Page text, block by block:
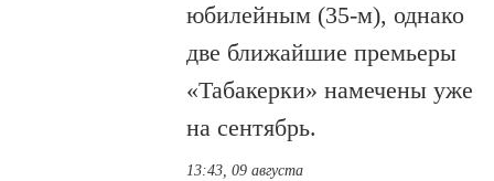
юбилейным (35-м), однако
две ближайшие премьеры
«Табакерки» намечены уже
на сентябрь.
13:43, 09 августа